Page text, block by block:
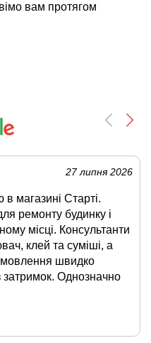
вам протягом
27 липня 2026
магазині Старті.
ремонту будинку і
місці. Консультанти
клей та суміші, а
швидко
Однозначно